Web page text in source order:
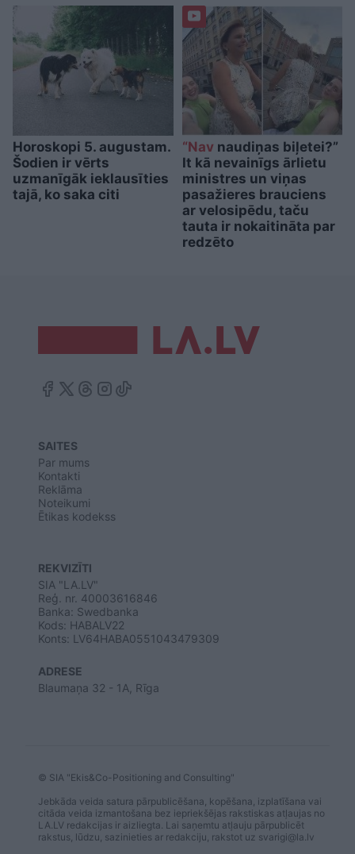
Horoskopi 5. augustam.
Šodien ir vērts
uzmanīgāk ieklausīties
tajā, ko saka citi
“Nav naudiņas biļetei?”
It kā nevainīgs ārlietu
ministres un viņas
pasažieres brauciens
ar velosipēdu, taču
tauta ir nokaitināta par
redzēto
SAITES
Par mums
Kontakti
Reklāma
Noteikumi
Ētikas kodekss
REKVIZĪTI
SIA "LA.LV"
Reģ. nr. 40003616846
Banka: Swedbanka
Kods: HABALV22
Konts: LV64HABA0551043479309
ADRESE
Blaumaņa 32 - 1A, Rīga
© SIA "Ekis&Co-Positioning and Consulting"
Jebkāda veida satura pārpublicēšana, kopēšana, izplatīšana vai
citāda veida izmantošana bez iepriekšējas rakstiskas atļaujas no
LA.LV redakcijas ir aizliegta. Lai saņemtu atļauju pārpublicēt
rakstus, lūdzu, sazinieties ar redakciju, rakstot uz svarigi@la.lv